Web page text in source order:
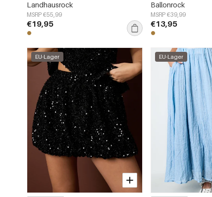
Landhausrock
MSRP €55,99
€19,95
Ballonrock
MSRP €39,99
€13,95
EU-Lager EU-Lager